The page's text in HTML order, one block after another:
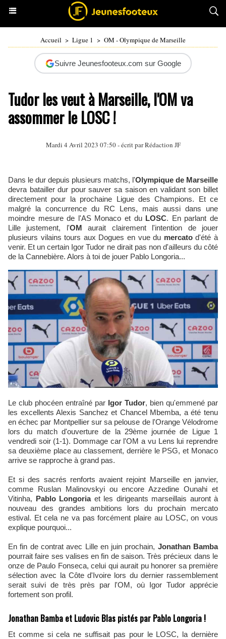
Accueil > Ligue 1 > OM - Olympique de Marseille
Suivre Jeunesfooteux.com sur Google
Tudor les veut à Marseille, l'OM va
assommer le LOSC !
Mardi 4 Avril 2023 07:50 - écrit par Rédaction JF
Dans le dur depuis plusieurs matchs, l'Olympique de Marseille
devra batailler dur pour sauver sa saison en validant son billet
directement pour la prochaine Ligue des Champions. Et ce
malgré la concurrence du RC Lens, mais aussi dans une
moindre mesure de l'AS Monaco et du LOSC. En parlant de
Lille justement, l'OM aurait clairement l'intention de jouer
plusieurs vilains tours aux Dogues en vue du mercatod'été à
venir. Et un certain Igor Tudor ne dirait pas non d'ailleurs du côté
de la Cannebière. Alors à toi de jouer Pablo Longoria...
Le club phocéen entraîné par Igor Tudor, bien qu'emmené par
les excellents Alexis Sanchez et Chancel Mbemba, a été tenu
en échec par Montpellier sur sa pelouse de l'Orange Vélodrome
lors du match d'ouverture de la 29ème journée de Ligue 1
vendredi soir (1-1). Dommage car l'OM a vu Lens lui reprendre
sa deuxième place au classement, derrière le PSG, et Monaco
arrive se rapproche à grand pas.
Et si des sacrés renforts avaient rejoint Marseille en janvier,
comme Ruslan Malinovskyi ou encore Azzedine Ounahi et
Vitinha, Pablo Longoriaet les dirigeants marseillais auront à
nouveau des grandes ambitions lors du prochain mercato
estival. Et cela ne va pas forcément plaire au LOSC, on vous
explique pourquoi...
En fin de contrat avec Lille en juin prochain, Jonathan Bamba
pourrait faire ses valises en fin de saison. Très précieux dans le
onze de Paulo Fonseca, celui qui aurait pu honorer sa première
sélection avec la Côte d'Ivoire lors du dernier rassemblement
serait suivi de très près par l'OM, où Igor Tudor apprécie
fortement son profil.
Jonathan Bamba et Ludovic Blas pistés par Pablo Longoria !
Et comme si cela ne suffisait pas pour le LOSC, la dernière